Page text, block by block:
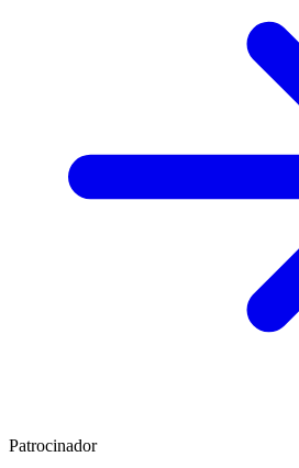
Patrocinador